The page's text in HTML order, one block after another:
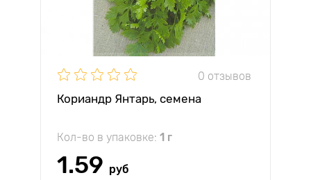
0 отзывов
Кориандр Янтарь, семена
Кол-во в упаковке: 1 г
1.59 руб